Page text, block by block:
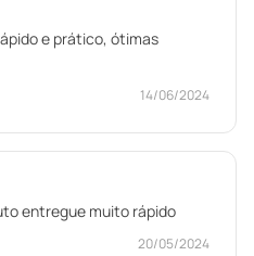
e prático, ótimas
14/06/2024
entregue muito rápido
20/05/2024